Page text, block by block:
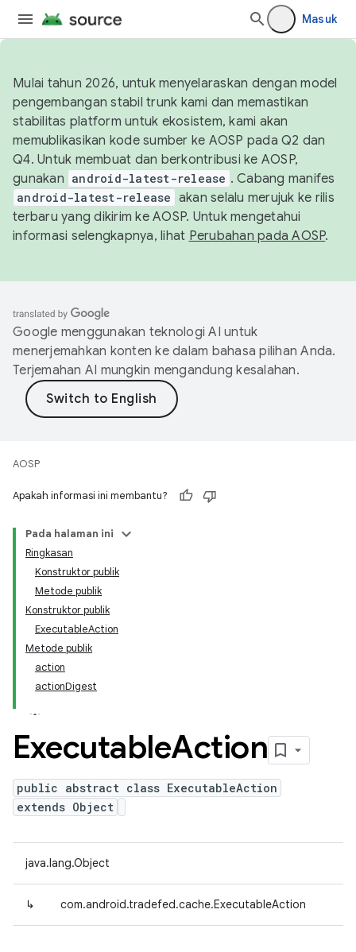
Masuk
Mulai tahun 2026, untuk menyelaraskan dengan model
pengembangan stabil trunk kami dan memastikan
stabilitas platform untuk ekosistem, kami akan
memublikasikan kode sumber ke AOSP pada Q2 dan
Q4. Untuk membuat dan berkontribusi ke AOSP,
gunakan android-latest-release . Cabang manifes
android-latest-release akan selalu merujuk ke rilis
terbaru yang dikirim ke AOSP. Untuk mengetahui
informasi selengkapnya, lihat Perubahan pada AOSP.
Google menggunakan teknologi AI untuk
menerjemahkan konten ke dalam bahasa pilihan Anda.
Terjemahan AI mungkin mengandung kesalahan.
AOSP
Apakah informasi ini membantu?
Pada halaman ini
Ringkasan
Konstruktor publik
Metode publik
Konstruktor publik
ExecutableAction
Metode publik
action
actionDigest
ExecutableAction
public abstract class ExecutableAction
extends Object
java.lang.Object
↳ com.android.tradefed.cache.ExecutableAction